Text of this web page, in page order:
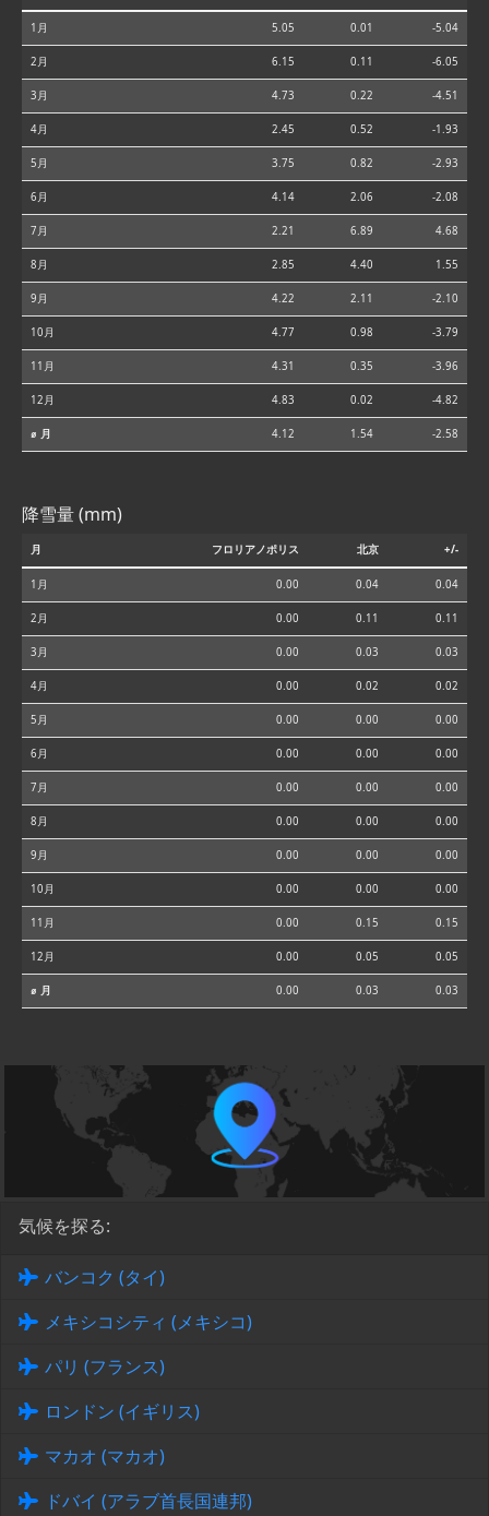
1月 5.05 0.01 -5.04
2月 6.15 0.11 -6.05
3月 4.73 0.22 -4.51
4月 2.45 0.52 -1.93
5月 3.75 0.82 -2.93
6月 4.14 2.06 -2.08
7月 2.21 6.89 4.68
8月 2.85 4.40 1.55
9月 4.22 2.11 -2.10
10月 4.77 0.98 -3.79
11月 4.31 0.35 -3.96
12月 4.83 0.02 -4.82
⌀ 月 4.12 1.54 -2.58
降雪量 (mm)
月 フロリアノポリス 北京 +/-
1月 0.00 0.04 0.04
2月 0.00 0.11 0.11
3月 0.00 0.03 0.03
4月 0.00 0.02 0.02
5月 0.00 0.00 0.00
6月 0.00 0.00 0.00
7月 0.00 0.00 0.00
8月 0.00 0.00 0.00
9月 0.00 0.00 0.00
10月 0.00 0.00 0.00
11月 0.00 0.15 0.15
12月 0.00 0.05 0.05
⌀ 月 0.00 0.03 0.03
気候を探る:
バンコク (タイ)
メキシコシティ (メキシコ)
パリ (フランス)
ロンドン (イギリス)
マカオ (マカオ)
ドバイ (アラブ首長国連邦)